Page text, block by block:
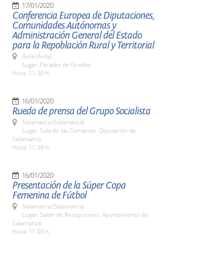
17/01/2020
Conferencia Europea de Diputaciones,
Comunidades Autónomas y
Administración General del Estado
para la Repoblación Rural y Territorial
Ávila (Ávila)
Lugar: Parador de Gredos
Hora: 11:30 h.
16/01/2020
Rueda de prensa del Grupo Socialista
Salamanca (Salamanca)
Lugar: Sala de las Comarcas. Diputación de
Salamanca
Hora: 11:30 h.
16/01/2020
Presentación de la Súper Copa
Femenina de Fútbol
Salamanca (Salamanca)
Lugar: Salón de Recepciones. Ayuntamiento de
Salamanca
Hora: 11:00 h.